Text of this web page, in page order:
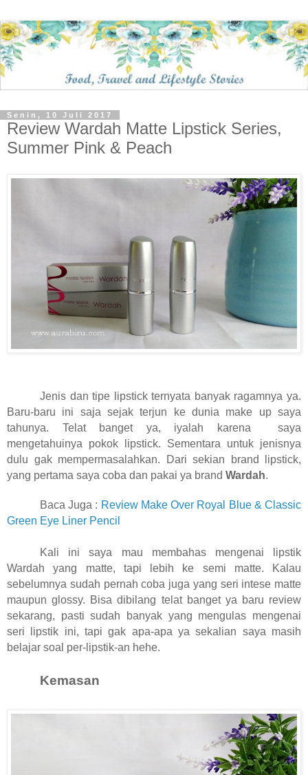
Senin, 10 Juli 2017
Review Wardah Matte Lipstick Series,
Summer Pink & Peach
Jenis dan tipe lipstick ternyata banyak ragamnya ya.
Baru-baru ini saja sejak terjun ke dunia make up saya
tahunya. Telat banget ya, iyalah karena saya
mengetahuinya pokok lipstick. Sementara untuk jenisnya
dulu gak mempermasalahkan. Dari sekian brand lipstick,
yang pertama saya coba dan pakai ya brand Wardah.
Baca Juga : Review Make Over Royal Blue & Classic
Green Eye Liner Pencil
Kali ini saya mau membahas mengenai lipstik
Wardah yang matte, tapi lebih ke semi matte. Kalau
sebelumnya sudah pernah coba juga yang seri intese matte
maupun glossy. Bisa dibilang telat banget ya baru review
sekarang, pasti sudah banyak yang mengulas mengenai
seri lipstik ini, tapi gak apa-apa ya sekalian saya masih
belajar soal per-lipstik-an hehe.
Kemasan